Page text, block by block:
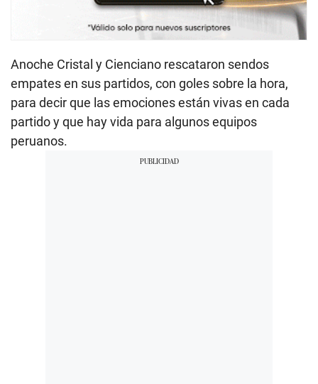
Anoche Cristal y Cienciano rescataron sendos
empates en sus partidos, con goles sobre la hora,
para decir que las emociones están vivas en cada
partido y que hay vida para algunos equipos
peruanos.